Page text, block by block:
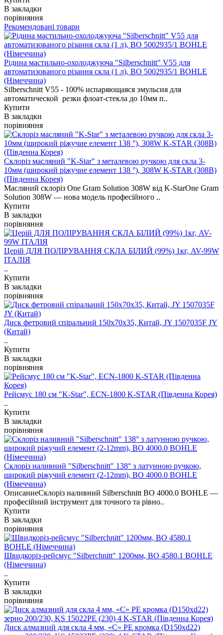
В закладки
порівняння
Рекомендовані товари
Рідина мастильно-охолоджуюча "Silberschnitt" V55 для
автоматизованого різання скла (1 л), BO 5002935/1 BOHLE
(Німеччина)
Silberschnitt V55 - 100% испаряющаяся эмульсия для
автоматической резки флоат-стекла до 10мм п..
Купити
В закладки
порівняння
Склоріз масляний "K-Star" з металевою ручкою для скла 3-
10мм (широкий ріжучие елемент 138 °), 308W K-STAR (308B)
(Південна Корея)
Масляний склоріз One Gram Solution 308W від K-StarOne Gram
Solution 308W — нова модель професійного ..
Купити
В закладки
порівняння
Церій ДЛЯ ПОЛІРУВАННЯ СКЛА БІЛИЙ (99%) 1кг, AV-99W
ІТАЛІЯ
..
Купити
В закладки
порівняння
Диск фетровий спіральний 150х70х35, Китай, JY 1507035F JY
(Китай)
..
Купити
В закладки
порівняння
Рейсмус 180 см "K-Star", ЕСN-1800 K-STAR (Південна Корея)
..
Купити
В закладки
порівняння
Склоріз наливний "Silberschnitt" 138° з латунною ручкою,
широкий ріжучий елемент (2-12mm), BO 4000.0 BOHLE
(Німеччина)
ОписаниеСклоріз наливний Silberschnitt BO 4000.0 BOHLE —
професійний інструмент для точного та рівно..
Купити
В закладки
порівняння
Швидкоріз-рейсмус "Silberchnitt" 1200мм, BO 4580.1 BOHLE
(Німеччина)
..
Купити
В закладки
порівняння
Диск алмазний для скла 4 мм, «С» РЕ кромка (D150хd22)